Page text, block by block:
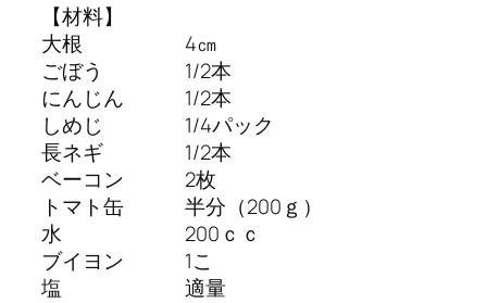
【材料】
大根 4㎝
ごぼう 1/2本
にんじん 1/2本
しめじ 1/4パック
長ネギ 1/2本
ベーコン 2枚
トマト缶 半分（200ｇ）
水 200ｃｃ
ブイヨン 1こ
塩 適量